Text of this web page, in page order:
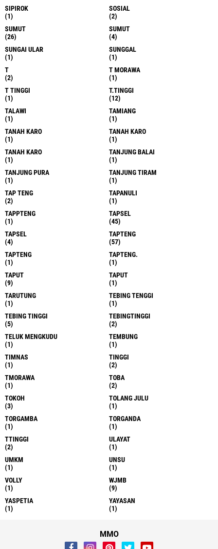
SIPIROK
(1)
SOSIAL
(2)
SUMUT
(26)
SUMUT
(4)
SUNGAI ULAR
(1)
SUNGGAL
(1)
T
(2)
T MORAWA
(1)
T TINGGI
(1)
T.TINGGI
(12)
TALAWI
(1)
TAMIANG
(1)
TANAH KARO
(1)
TANAH KARO
(1)
TANAH KARO
(1)
TANJUNG BALAI
(1)
TANJUNG PURA
(1)
TANJUNG TIRAM
(1)
TAP TENG
(2)
TAPANULI
(1)
TAPPTENG
(1)
TAPSEL
(45)
TAPSEL
(4)
TAPTENG
(57)
TAPTENG
(1)
TAPTENG.
(1)
TAPUT
(9)
TAPUT
(1)
TARUTUNG
(1)
TEBING TENGGI
(1)
TEBING TINGGI
(5)
TEBINGTINGGI
(2)
TELUK MENGKUDU
(1)
TEMBUNG
(1)
TIMNAS
(1)
TINGGI
(2)
TMORAWA
(1)
TOBA
(2)
TOKOH
(3)
TOLANG JULU
(1)
TORGAMBA
(1)
TORGANDA
(1)
TTINGGI
(2)
ULAYAT
(1)
UMKM
(1)
UNSU
(1)
VOLLY
(1)
WJMB
(9)
YASPETIA
(1)
YAYASAN
(1)
MMO